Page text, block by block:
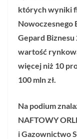
których wyniki
Nowoczesnego
Gepard Biznesu
wartość
więcej niż 10
100 mln zł.
Na podium
NAFTOWY
i Gazownictwo